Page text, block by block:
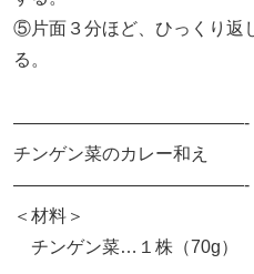
⑤片面３分ほど、ひっくり返
る。
—————————————-
チンゲン菜のカレー和え
—————————————-
＜材料＞
チンゲン菜…１株（70g）